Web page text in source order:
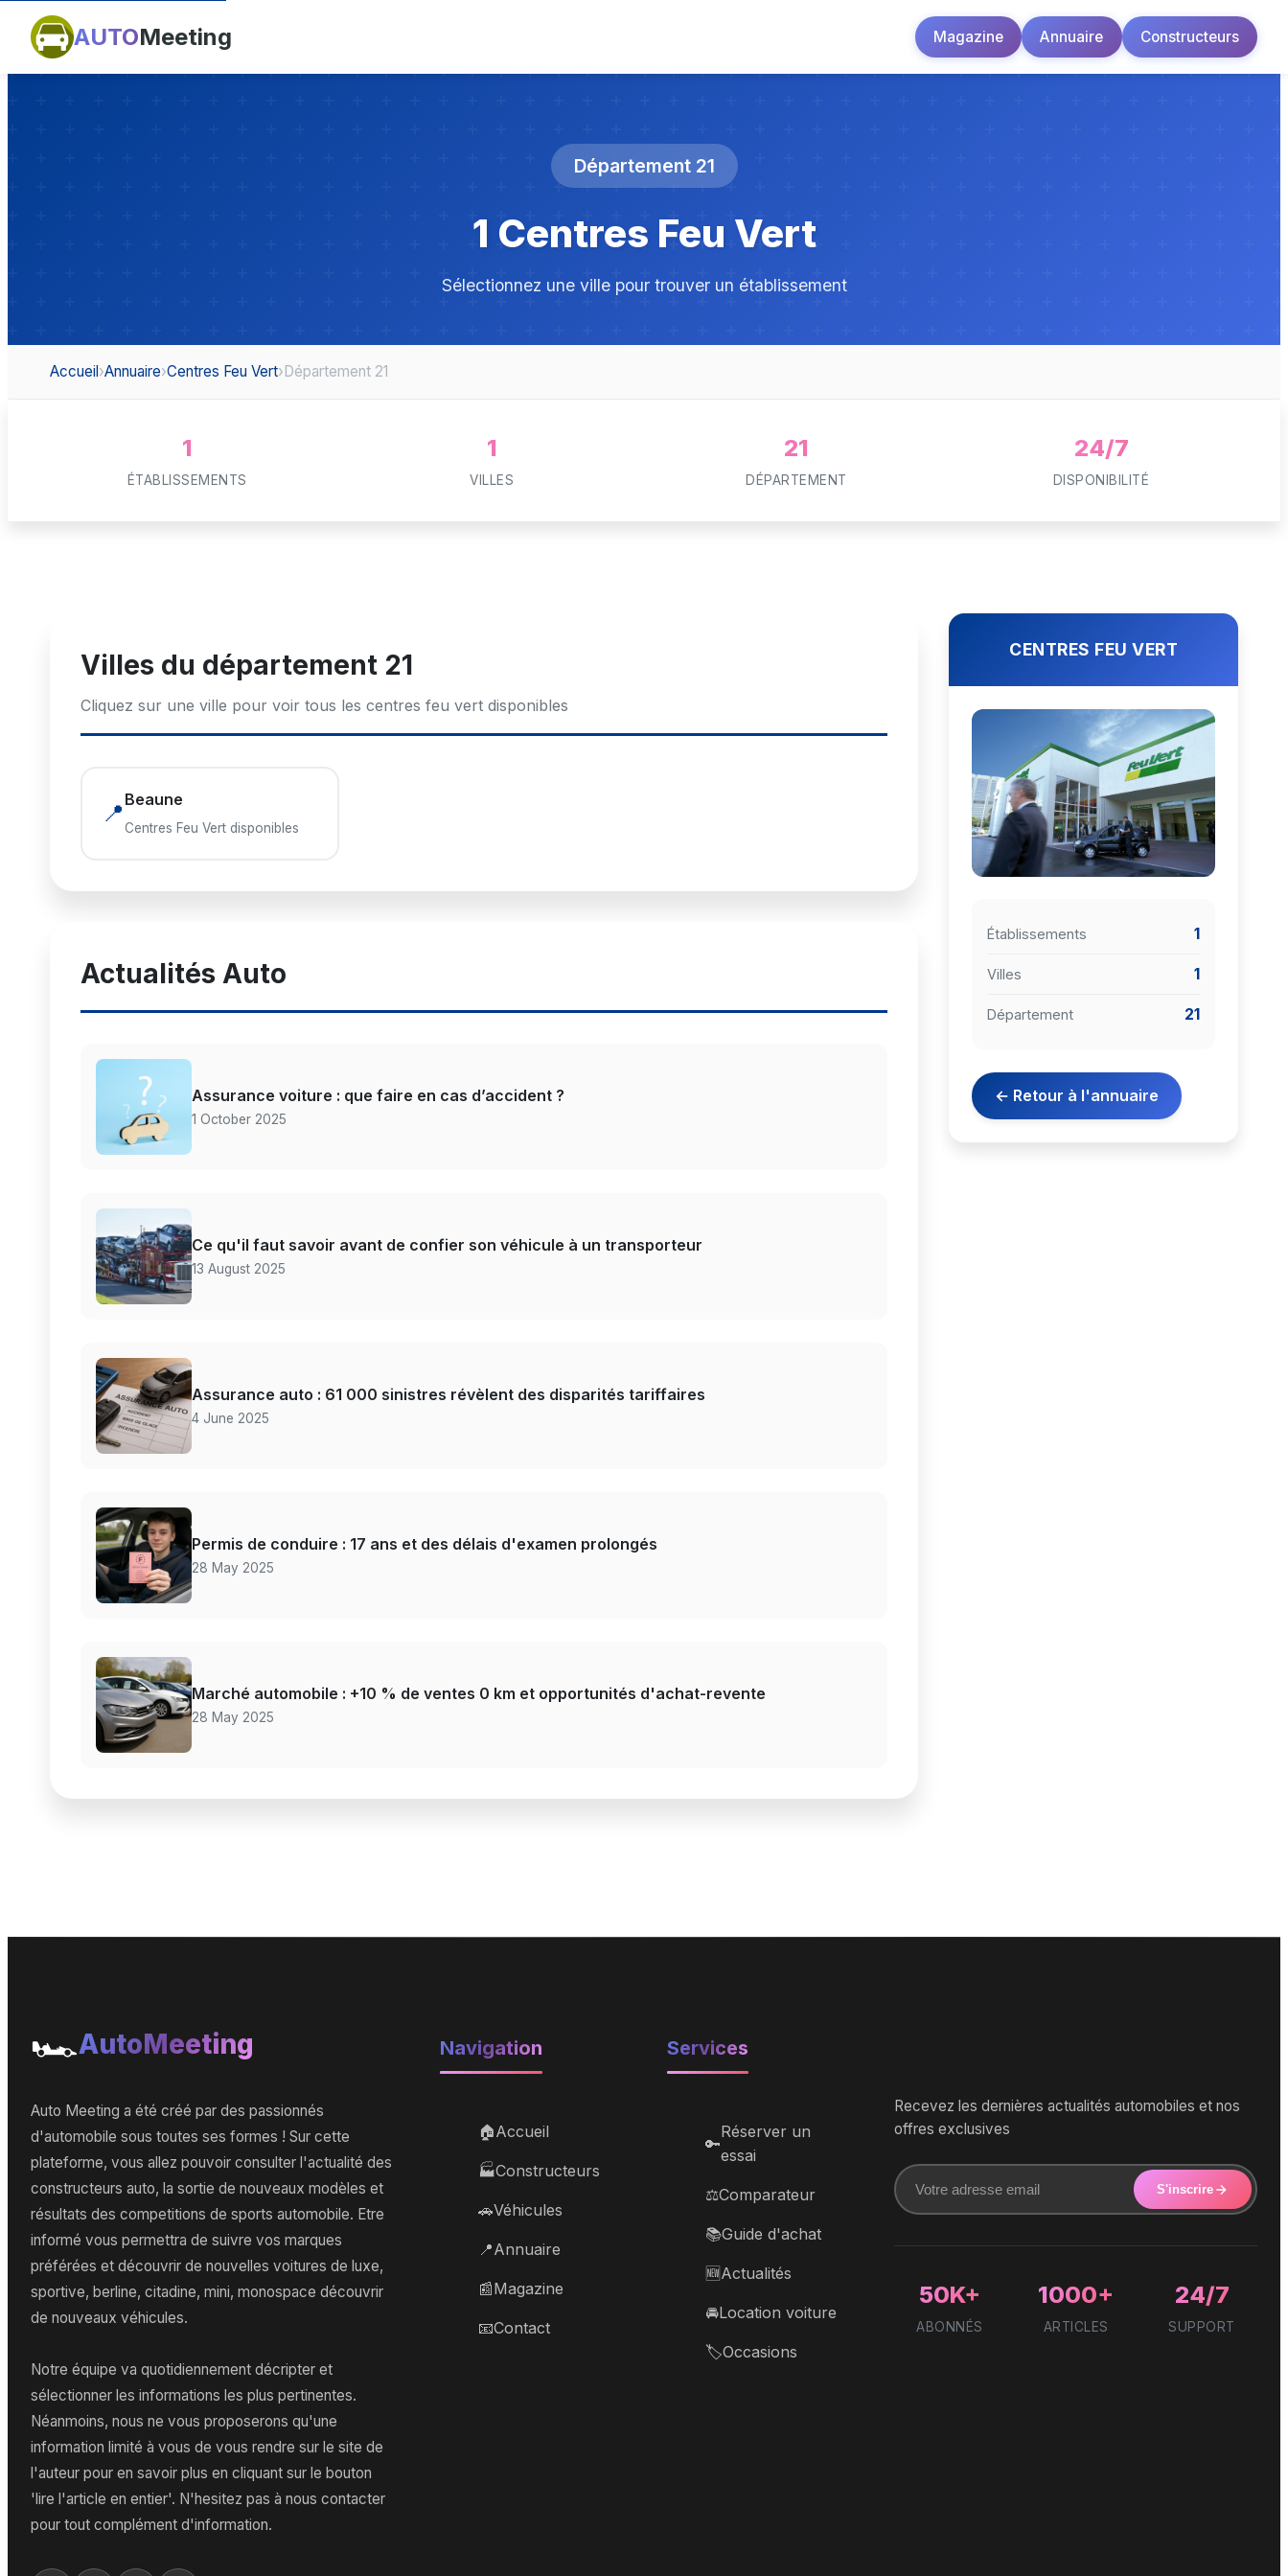
AUTOMeeting Magazine Annuaire Constructeurs
Département 21
1 Centres Feu Vert
Sélectionnez une ville pour trouver un établissement
Accueil›Annuaire›Centres Feu Vert›Département 21
1
ÉTABLISSEMENTS
1
VILLES
21
DÉPARTEMENT
24/7
DISPONIBILITÉ
Villes du département 21
Cliquez sur une ville pour voir tous les centres feu vert disponibles
📍 Beaune
Centres Feu Vert disponibles
Actualités Auto
Assurance voiture : que faire en cas d’accident ?
1 October 2025
Ce qu'il faut savoir avant de confier son véhicule à un transporteur
13 August 2025
Assurance auto : 61 000 sinistres révèlent des disparités tariffaires
4 June 2025
Permis de conduire : 17 ans et des délais d'examen prolongés
28 May 2025
Marché automobile : +10 % de ventes 0 km et opportunités d'achat-revente
28 May 2025
CENTRES FEU VERT
Établissements 1
Villes 1
Département 21
← Retour à l'annuaire
🏎️AutoMeeting
Auto Meeting a été créé par des passionnés
d'automobile sous toutes ses formes ! Sur cette
plateforme, vous allez pouvoir consulter l'actualité des
constructeurs auto, la sortie de nouveaux modèles et
résultats des competitions de sports automobile. Etre
informé vous permettra de suivre vos marques
préférées et découvrir de nouvelles voitures de luxe,
sportive, berline, citadine, mini, monospace découvrir
de nouveaux véhicules.
Notre équipe va quotidiennement décripter et
sélectionner les informations les plus pertinentes.
Néanmoins, nous ne vous proposerons qu'une
information limité à vous de vous rendre sur le site de
l'auteur pour en savoir plus en cliquant sur le bouton
'lire l'article en entier'. N'hesitez pas à nous contacter
pour tout complément d'information.
Navigation
🏠Accueil
🏭Constructeurs
🚗Véhicules
📍Annuaire
📰Magazine
📧Contact
Services
🔑
Réserver un
essai
⚖️Comparateur
📚Guide d'achat
🆕Actualités
🚘Location voiture
🏷️Occasions
Recevez les dernières actualités automobiles et nos
offres exclusives
S'inscrire
50K+
ABONNÉS
1000+
ARTICLES
24/7
SUPPORT